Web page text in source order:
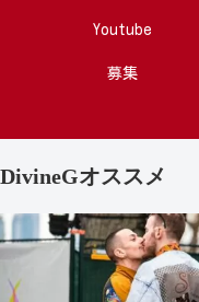
Youtube
募集
DivineGオススメ